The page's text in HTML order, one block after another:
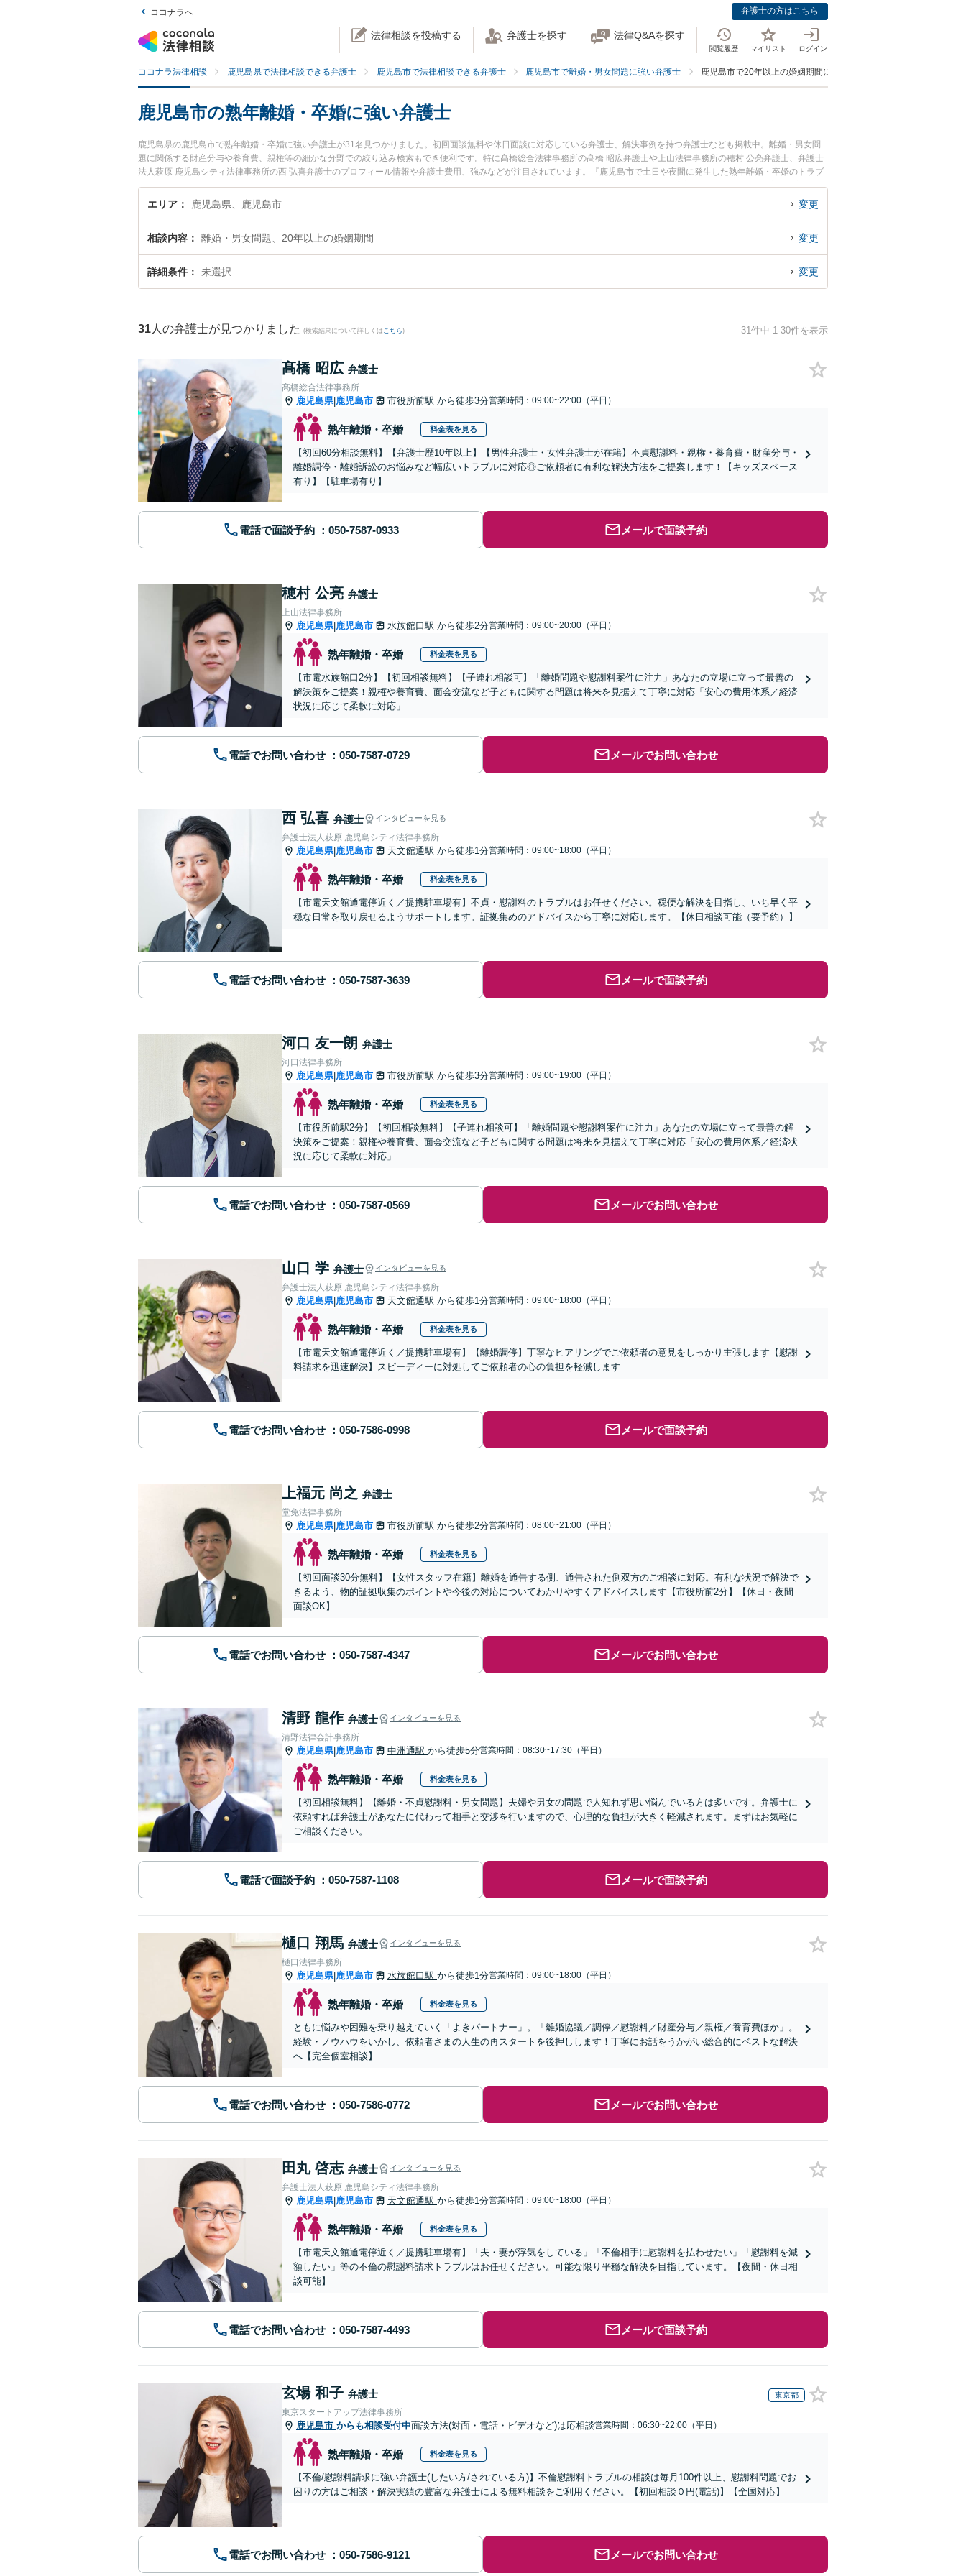
ココナラへ 弁護士の方はこちら
法律相談を投稿する 弁護士を探す 法律Q&Aを探す
閲覧履歴 マイリスト ログイン
ココナラ法律相談 鹿児島県で法律相談できる弁護士 鹿児島市で法律相談できる弁護士 鹿児島市で離婚・男女問題に強い弁護士 鹿児島市で20年以上の婚姻期間に強い弁護士
鹿児島市の熟年離婚・卒婚に強い弁護士
鹿児島県の鹿児島市で熟年離婚・卒婚に強い弁護士が31名見つかりました。初回面談無料や休日面談に対応している弁護士、解決事例を持つ弁護士なども掲載中。離婚・男女問
題に関係する財産分与や養育費、親権等の細かな分野での絞り込み検索もでき便利です。特に髙橋総合法律事務所の髙橋 昭広弁護士や上山法律事務所の穂村 公亮弁護士、弁護士
法人萩原 鹿児島シティ法律事務所の西 弘喜弁護士のプロフィール情報や弁護士費用、強みなどが注目されています。『鹿児島市で土日や夜間に発生した熟年離婚・卒婚のトラブ
ルを今すぐに弁護士に相談したい』『熟年離婚・卒婚のトラブル解決の実績豊富な近くの弁護士を検索したい』『初回相談無料で熟年離婚・卒婚を法律相談できる鹿児島市内の弁
護士に相談予約したい』などでお困りの相談者さんにおすすめです。
エリア 鹿児島県、鹿児島市 変更
相談内容 離婚・男女問題、20年以上の婚姻期間 変更
詳細条件 未選択 変更
31 人の弁護士が見つかりました (検索結果について詳しくは こちら) 31件中 1-30件を表示
髙橋 昭広 弁護士
髙橋総合法律事務所
鹿児島県|鹿児島市 市役所前駅 から徒歩3分営業時間：09:00~22:00（平日）
熟年離婚・卒婚 料金表を見る
【初回60分相談無料】【弁護士歴10年以上】【男性弁護士・女性弁護士が在籍】不貞慰謝料・親権・養育費・財産分与・
離婚調停・離婚訴訟のお悩みなど幅広いトラブルに対応◎ご依頼者に有利な解決方法をご提案します！【キッズスペース
有り】【駐車場有り】
電話で面談予約 メールで面談予約
穂村 公亮 弁護士
上山法律事務所
鹿児島県|鹿児島市 水族館口駅 から徒歩2分営業時間：09:00~20:00（平日）
熟年離婚・卒婚 料金表を見る
【市電水族館口2分】【初回相談無料】【子連れ相談可】「離婚問題や慰謝料案件に注力」あなたの立場に立って最善の
解決策をご提案！親権や養育費、面会交流など子どもに関する問題は将来を見据えて丁寧に対応「安心の費用体系／経済
状況に応じて柔軟に対応」
電話でお問い合わせ メールでお問い合わせ
西 弘喜 弁護士 インタビューを見る
弁護士法人萩原 鹿児島シティ法律事務所
鹿児島県|鹿児島市 天文館通駅 から徒歩1分営業時間：09:00~18:00（平日）
熟年離婚・卒婚 料金表を見る
【市電天文館通電停近く／提携駐車場有】不貞・慰謝料のトラブルはお任せください。穏便な解決を目指し、いち早く平
穏な日常を取り戻せるようサポートします。証拠集めのアドバイスから丁寧に対応します。【休日相談可能（要予約）】
電話でお問い合わせ メールで面談予約
河口 友一朗 弁護士
河口法律事務所
鹿児島県|鹿児島市 市役所前駅 から徒歩3分営業時間：09:00~19:00（平日）
熟年離婚・卒婚 料金表を見る
【市役所前駅2分】【初回相談無料】【子連れ相談可】「離婚問題や慰謝料案件に注力」あなたの立場に立って最善の解
決策をご提案！親権や養育費、面会交流など子どもに関する問題は将来を見据えて丁寧に対応「安心の費用体系／経済状
況に応じて柔軟に対応」
電話でお問い合わせ メールでお問い合わせ
山口 学 弁護士 インタビューを見る
弁護士法人萩原 鹿児島シティ法律事務所
鹿児島県|鹿児島市 天文館通駅 から徒歩1分営業時間：09:00~18:00（平日）
熟年離婚・卒婚 料金表を見る
【市電天文館通電停近く／提携駐車場有】【離婚調停】丁寧なヒアリングでご依頼者の意見をしっかり主張します【慰謝
料請求を迅速解決】スピーディーに対処してご依頼者の心の負担を軽減します
電話でお問い合わせ メールで面談予約
上福元 尚之 弁護士
堂免法律事務所
鹿児島県|鹿児島市 市役所前駅 から徒歩2分営業時間：08:00~21:00（平日）
熟年離婚・卒婚 料金表を見る
【初回面談30分無料】【女性スタッフ在籍】離婚を通告する側、通告された側双方のご相談に対応。有利な状況で解決で
きるよう、物的証拠収集のポイントや今後の対応についてわかりやすくアドバイスします【市役所前2分】【休日・夜間
面談OK】
電話でお問い合わせ メールでお問い合わせ
清野 龍作 弁護士 インタビューを見る
清野法律会計事務所
鹿児島県|鹿児島市 中洲通駅 から徒歩5分営業時間：08:30~17:30（平日）
熟年離婚・卒婚 料金表を見る
【初回相談無料】【離婚・不貞慰謝料・男女問題】夫婦や男女の問題で人知れず思い悩んでいる方は多いです。弁護士に
依頼すれば弁護士があなたに代わって相手と交渉を行いますので、心理的な負担が大きく軽減されます。まずはお気軽に
ご相談ください。
電話で面談予約 メールで面談予約
樋口 翔馬 弁護士 インタビューを見る
樋口法律事務所
鹿児島県|鹿児島市 水族館口駅 から徒歩1分営業時間：09:00~18:00（平日）
熟年離婚・卒婚 料金表を見る
ともに悩みや困難を乗り越えていく「よきパートナー」。「離婚協議／調停／慰謝料／財産分与／親権／養育費ほか」。
経験・ノウハウをいかし、依頼者さまの人生の再スタートを後押しします！丁寧にお話をうかがい総合的にベストな解決
へ【完全個室相談】
電話でお問い合わせ メールでお問い合わせ
田丸 啓志 弁護士 インタビューを見る
弁護士法人萩原 鹿児島シティ法律事務所
鹿児島県|鹿児島市 天文館通駅 から徒歩1分営業時間：09:00~18:00（平日）
熟年離婚・卒婚 料金表を見る
【市電天文館通電停近く／提携駐車場有】「夫・妻が浮気をしている」「不倫相手に慰謝料を払わせたい」「慰謝料を減
額したい」等の不倫の慰謝料請求トラブルはお任せください。可能な限り平穏な解決を目指しています。【夜間・休日相
談可能】
電話でお問い合わせ メールで面談予約
玄場 和子 弁護士 東京都
東京スタートアップ法律事務所
鹿児島市 からも相談受付中面談方法(対面・電話・ビデオなど)は応相談営業時間：06:30~22:00（平日）
熟年離婚・卒婚 料金表を見る
【不倫/慰謝料請求に強い弁護士(したい方/されている方)】不倫慰謝料トラブルの相談は毎月100件以上、慰謝料問題でお
困りの方はご相談・解決実績の豊富な弁護士による無料相談をご利用ください。【初回相談０円(電話)】【全国対応】
電話でお問い合わせ メールでお問い合わせ